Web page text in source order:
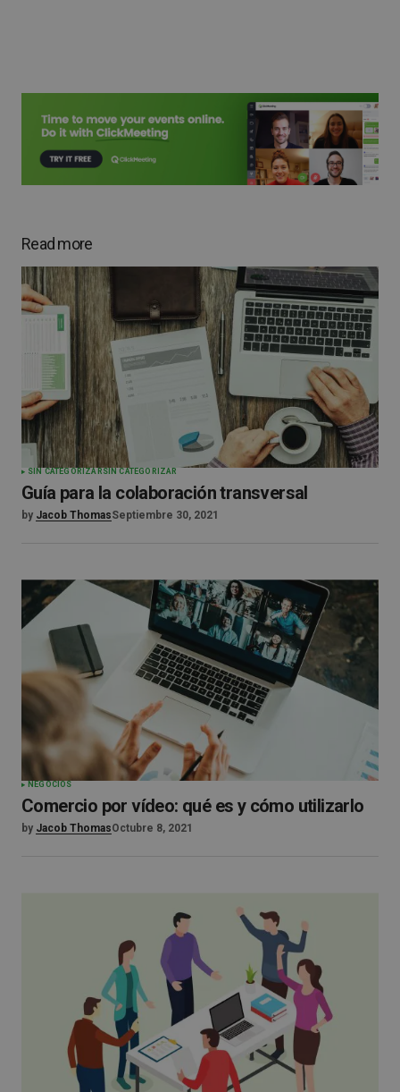
Read more
SIN CATEGORIZAR SIN CATEGORIZAR
Guía para la colaboración transversal
by Jacob ThomasSeptiembre 30, 2021
NEGOCIOS
Comercio por vídeo: qué es y cómo utilizarlo
by Jacob ThomasOctubre 8, 2021